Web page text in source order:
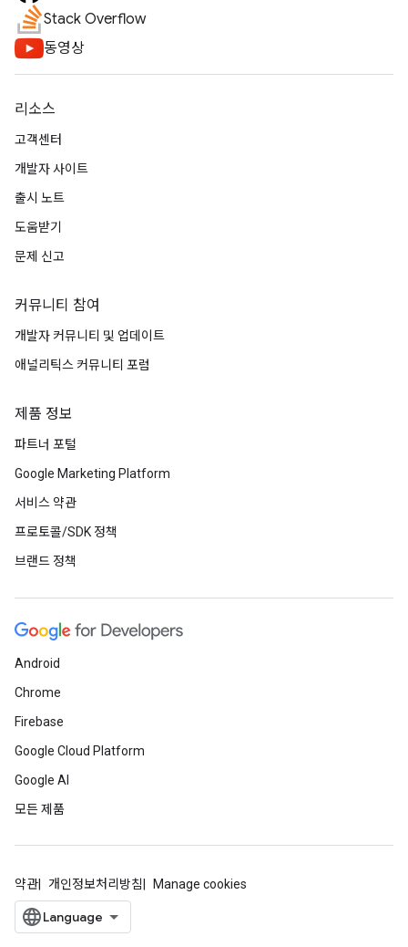
Stack Overflow
동영상
리소스
고객센터
개발자 사이트
출시 노트
도움받기
문제 신고
커뮤니티 참여
개발자 커뮤니티 및 업데이트
애널리틱스 커뮤니티 포럼
제품 정보
파트너 포털
Google Marketing Platform
서비스 약관
프로토콜/SDK 정책
브랜드 정책
Android
Chrome
Firebase
Google Cloud Platform
Google AI
모든 제품
약관 개인정보처리방침 Manage cookies